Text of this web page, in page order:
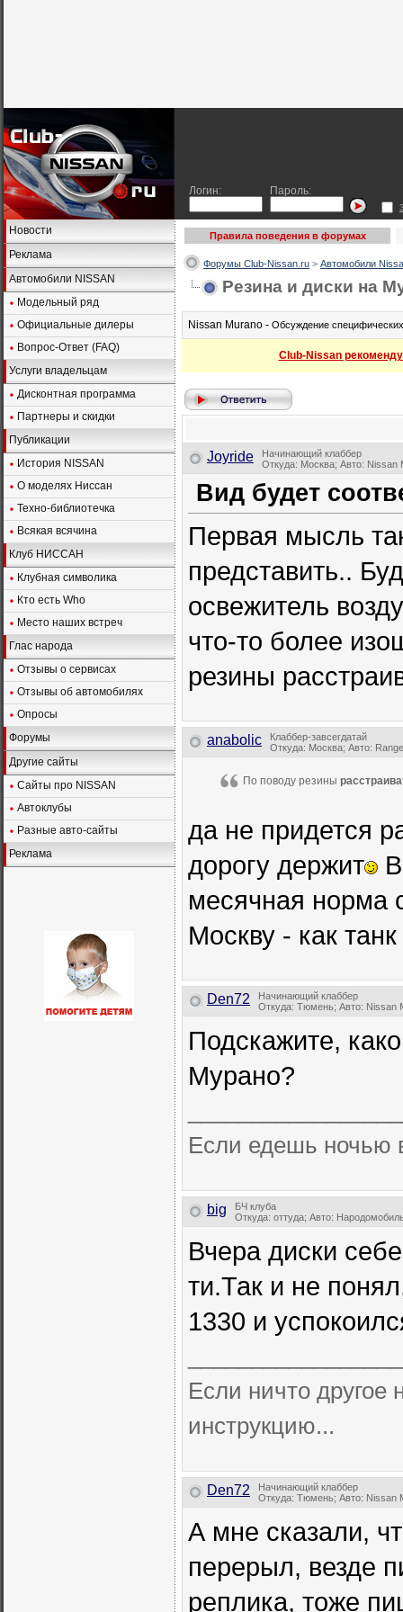
Логин: Пароль:
Новости
Реклама
Автомобили NISSAN
Модельный ряд
Официальные дилеры
Вопрос-Ответ (FAQ)
Услуги владельцам
Дисконтная программа
Партнеры и скидки
Публикации
История NISSAN
О моделях Ниссан
Техно-библиотечка
Всякая всячина
Клуб НИССАН
Клубная символика
Кто есть Who
Место наших встреч
Глас народа
Отзывы о сервисах
Отзывы об автомобилях
Опросы
Форумы
Другие сайты
Сайты про NISSAN
Автоклубы
Разные авто-сайты
Реклама
Правила поведения в форумах
Форумы Club-Nissan.ru > Автомобили
Резина и диски на
Nissan Murano - Обсуждение
Club-Nissan
Joyride
Начинающий клаббер
Откуда: Москва; Авто: Nissan
Вид будет
Первая мысль
представить..
освежитель
что-то более
резины
anabolic
Клаббер-завсегдатай
Откуда: Москва; Авто:
По поводу резины
да не придется
дорогу держит
месячная норма
Москву - как
Den72
Начинающий клаббер
Откуда: Тюмень; Авто: Nissan
Подскажите,
Мурано?
Если едешь ночью
big
БЧ клуба
Откуда: оттуда; Авто:
Вчера диски
ти.Так и не
1330 и
Если ничто другое
инструкцию...
Den72
Начинающий клаббер
Откуда: Тюмень; Авто: Nissan
А мне сказали,
перерыл, везде
реплика, тоже